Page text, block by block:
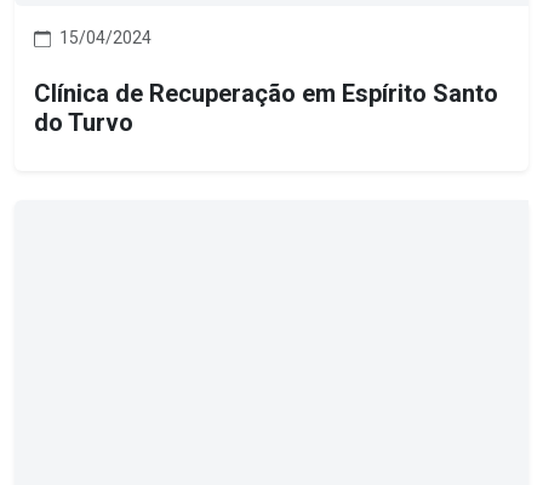
15/04/2024
Clínica de Recuperação em Espírito Santo
do Turvo